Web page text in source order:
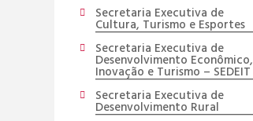
Secretaria Executiva de
Cultura, Turismo e Esportes
Secretaria Executiva de
Desenvolvimento Econômico,
Inovação e Turismo – SEDEIT
Secretaria Executiva de
Desenvolvimento Rural